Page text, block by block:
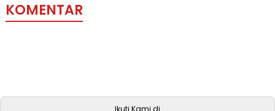
KOMENTAR
Ikuti Kami di